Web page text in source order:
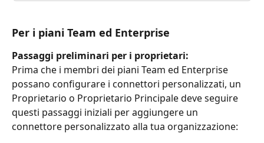
Per i piani Team ed Enterprise
Passaggi preliminari per i proprietari:
Prima che i membri dei piani Team ed Enterprise
possano configurare i connettori personalizzati, un
Proprietario o Proprietario Principale deve seguire
questi passaggi iniziali per aggiungere un
connettore personalizzato alla tua organizzazione: